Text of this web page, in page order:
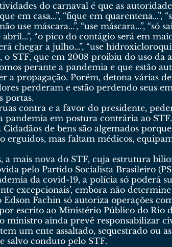
do carnaval é que as
em casa...”, “fique em
use máscara...”, “use máscara...”,
“o pico do contágio será em
chegar a julho...”, “use
STF, que em 2008 proibiu do uso da
perante a pandemia e que estão
a propagação. Porém, detona várias
perderam e estão perdendo seus
portas.
contra e a favor do presidente,
pandemia em postura contrária ao
Cidadãos de bens são algemados
erguidos, mas faltam médicos,
a mais nova do STF, cuja estrutura
pelo Partido Socialista Brasileiro
da covid-19, a polícia só poderá
excepcionais’, embora não
Fachin só autoriza operações
escrito ao Ministério Público do Rio
ministro ainda prevê responsabilizar
um ente assaltado, sequestrado ou
salvo conduto pelo STF.